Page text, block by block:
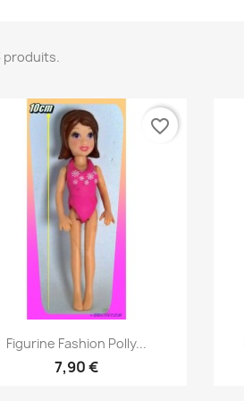
produits.
Aperçu rapide
Figurine Fashion Polly...
7,90 €
favorite_border